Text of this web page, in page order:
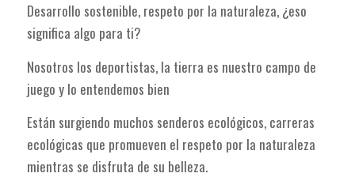
Desarrollo sostenible, respeto por la naturaleza, ¿eso
significa algo para ti?
Nosotros los deportistas, la tierra es nuestro campo de
juego y lo entendemos bien
Están surgiendo muchos senderos ecológicos, carreras
ecológicas que promueven el respeto por la naturaleza
mientras se disfruta de su belleza.